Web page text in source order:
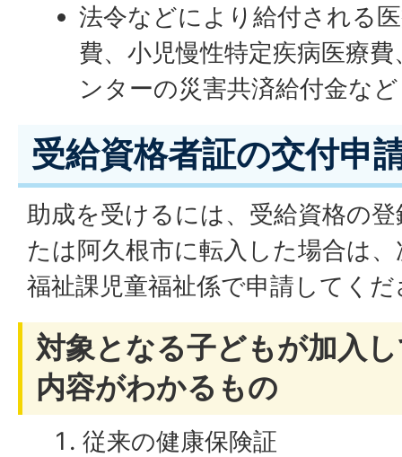
法令などにより給付される
費、小児慢性特定疾病医療
ンターの災害共済給付金な
受給資格者証の交付申
助成を受けるには、受給資格の
たは阿久根市に転入した場合は
福祉課児童福祉係で申請してく
対象となる子どもが加入
内容がわかるもの
従来の健康保険証